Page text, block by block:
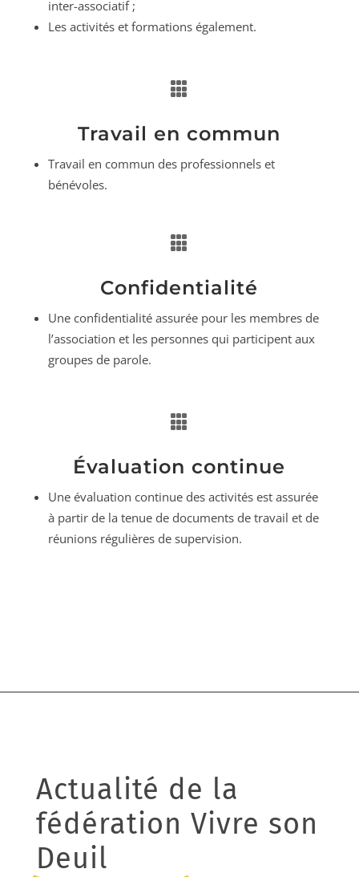
inter-associatif ;
Les activités et formations également.

Travail en commun
Travail en commun des professionnels et
bénévoles.

Confidentialité
Une confidentialité assurée pour les membres de
l’association et les personnes qui participent aux
groupes de parole.

Évaluation continue
Une évaluation continue des activités est assurée
à partir de la tenue de documents de travail et de
réunions régulières de supervision.
Actualité de la
fédération Vivre son
Deuil